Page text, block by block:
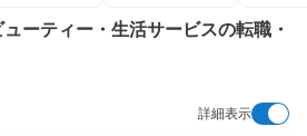
ーティー・生活サービスの転職・
詳細表示